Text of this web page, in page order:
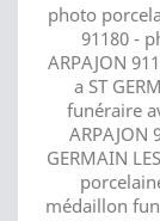
photo
91180 -
ARPAJON
a ST
funéraire
ARPAJON
GERMAIN
médaillon